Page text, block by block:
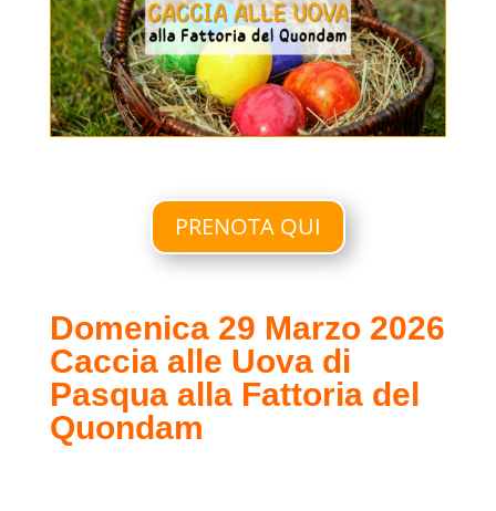
PRENOTA QUI
Domenica 29 Marzo 2026
Caccia alle Uova di
Pasqua alla Fattoria del
Quondam